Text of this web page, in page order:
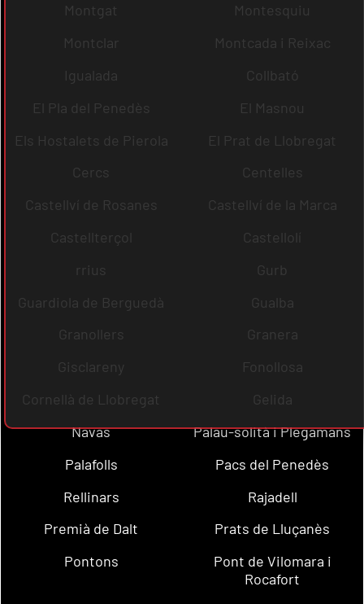
Montgat
Montesquiu
Montclar
Montcada i Reixac
Igualada
Collbató
El Pla del Penedès
El Masnou
Els Hostalets de Pierola
El Prat de Llobregat
Cercs
Centelles
Castellví de Rosanes
Castellví de la Marca
Castellterçol
Castellolí
rrius
Gurb
Guardiola de Berguedà
Gualba
Granollers
Granera
Gisclareny
Fonollosa
Cornellà de Llobregat
Gelida
Navas
Palau-solità i Plegamans
Palafolls
Pacs del Penedès
Rellinars
Rajadell
Premià de Dalt
Prats de Lluçanès
Pontons
Pont de Vilomara i
Rocafort